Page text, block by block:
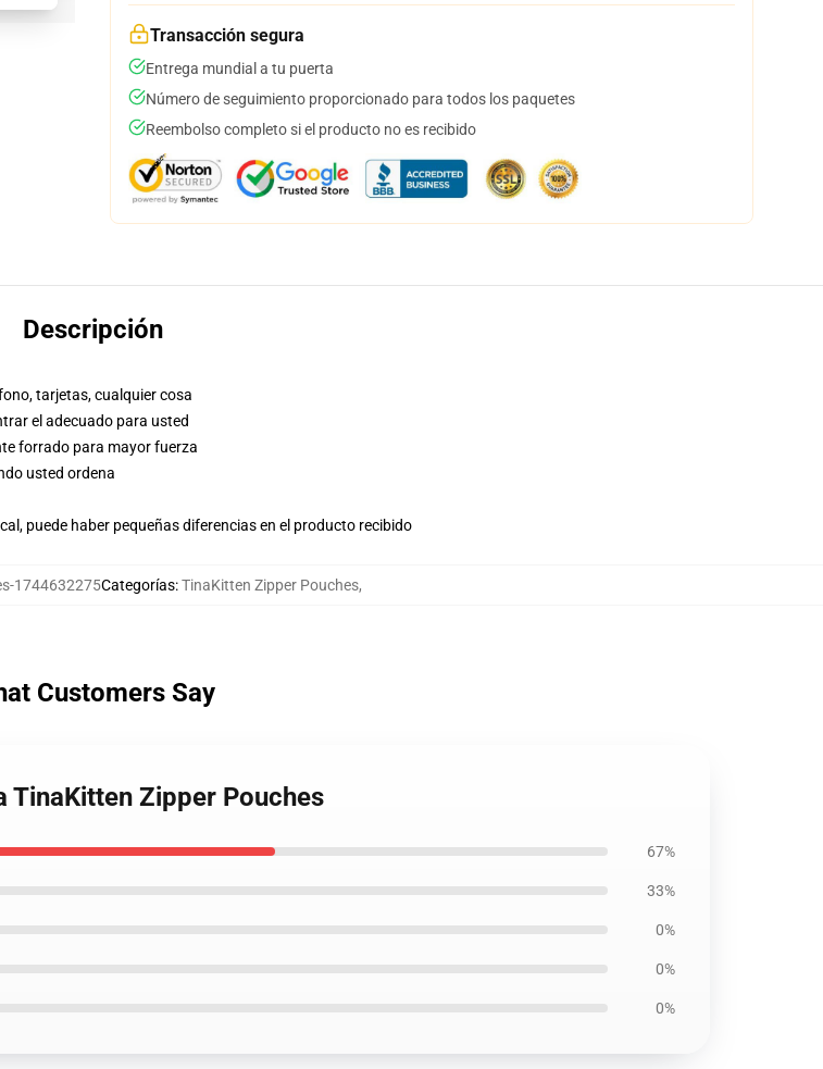
Transacción segura
Entrega mundial a tu puerta
Número de seguimiento proporcionado para todos los paquetes
Reembolso completo si el producto no es recibido
Descripción
tarjetas, cualquier cosa
el adecuado para usted
forrado para mayor fuerza
usted ordena
puede haber pequeñas diferencias en el producto recibido
1744632275Categorías:TinaKitten Zipper Pouches,
Customers Say
Zipper Pouches
67%
33%
0%
0%
0%